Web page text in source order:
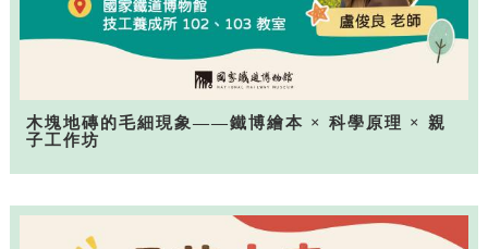
木塊地磚的毛細現象——鐵博繪本 × 科學原理 × 親
子工作坊